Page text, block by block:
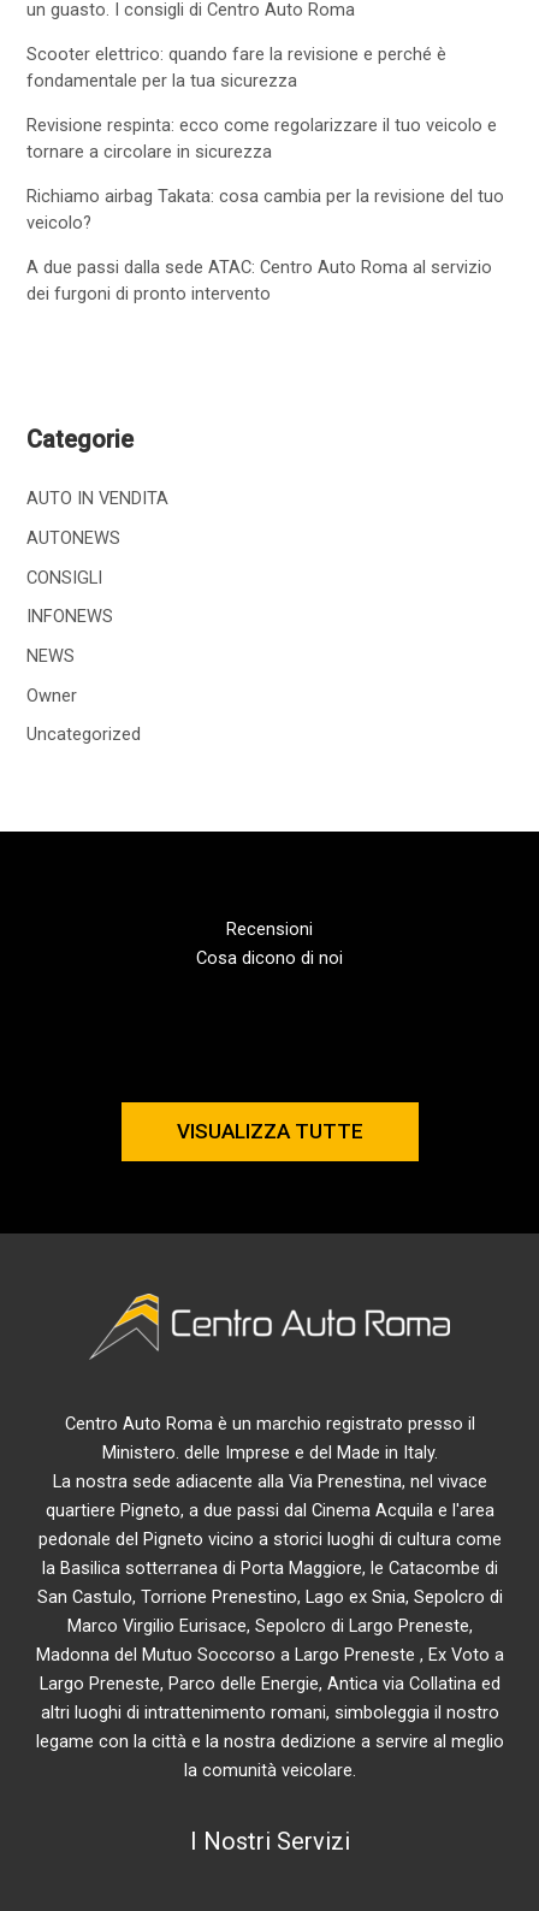
un guasto. I consigli di Centro Auto Roma
Scooter elettrico: quando fare la revisione e perché è
fondamentale per la tua sicurezza
Revisione respinta: ecco come regolarizzare il tuo veicolo e
tornare a circolare in sicurezza
Richiamo airbag Takata: cosa cambia per la revisione del tuo
veicolo?
A due passi dalla sede ATAC: Centro Auto Roma al servizio
dei furgoni di pronto intervento
Categorie
AUTO IN VENDITA
AUTONEWS
CONSIGLI
INFONEWS
NEWS
Owner
Uncategorized
Recensioni
Cosa dicono di noi
VISUALIZZA TUTTE
Centro Auto Roma è un marchio registrato presso il
Ministero. delle Imprese e del Made in Italy.
La nostra sede adiacente alla Via Prenestina, nel vivace
quartiere Pigneto, a due passi dal Cinema Acquila e l'area
pedonale del Pigneto vicino a storici luoghi di cultura come
la Basilica sotterranea di Porta Maggiore, le Catacombe di
San Castulo, Torrione Prenestino, Lago ex Snia, Sepolcro di
Marco Virgilio Eurisace, Sepolcro di Largo Preneste,
Madonna del Mutuo Soccorso a Largo Preneste , Ex Voto a
Largo Preneste, Parco delle Energie, Antica via Collatina ed
altri luoghi di intrattenimento romani, simboleggia il nostro
legame con la città e la nostra dedizione a servire al meglio
la comunità veicolare.
I Nostri Servizi